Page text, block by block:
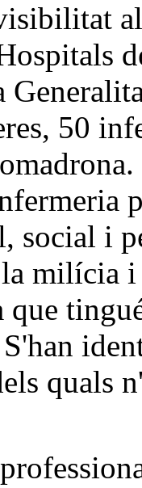
50
social i
milícia
que
quals